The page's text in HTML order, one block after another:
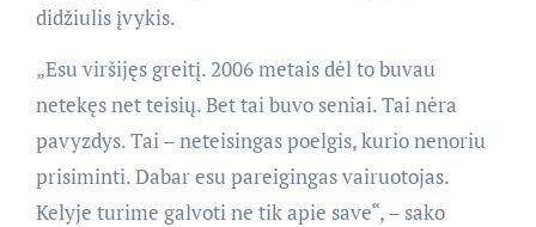
didžiulis įvykis.
„Esu viršijęs greitį. 2006 metais dėl to buvau
netekęs net teisių. Bet tai buvo seniai. Tai nėra
pavyzdys. Tai – neteisingas poelgis, kurio nenoriu
prisiminti. Dabar esu pareigingas vairuotojas.
Kelyje turime galvoti ne tik apie save“, – sako